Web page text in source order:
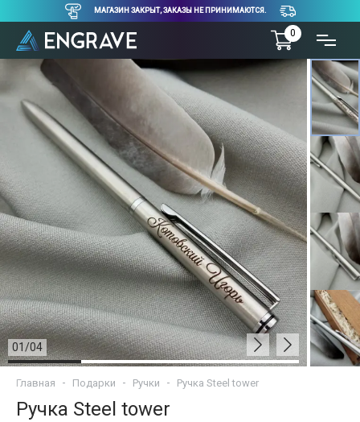
МАГАЗИН ЗАКРЫТ, ЗАКАЗЫ НЕ ПРИНИМАЮТСЯ.
0
01 /04
Главная Подарки Ручки Ручка Steel tower
Ручка Steel tower